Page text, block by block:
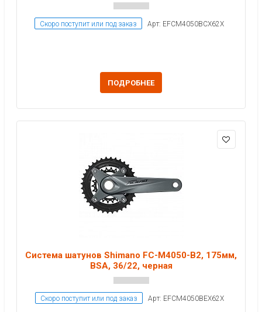
Скоро поступит или под заказ Арт: EFCM4050BCX62X
ПОДРОБНЕЕ
Система шатунов Shimano FC-M4050-B2, 175мм,
BSA, 36/22, черная
Скоро поступит или под заказ Арт: EFCM4050BEX62X